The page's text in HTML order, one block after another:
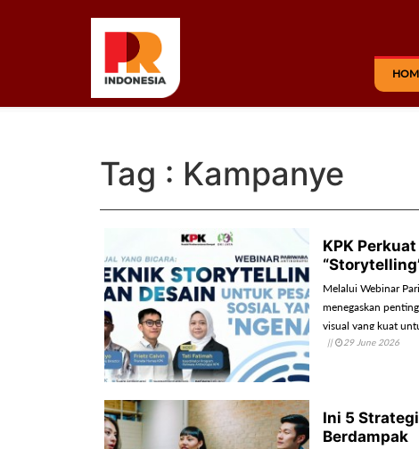
Tag : Kampanye
KPK
Melalui Webinar
menegaskan
visual yang kuat
|| 29 June 2026
Ini 5
Berdampak